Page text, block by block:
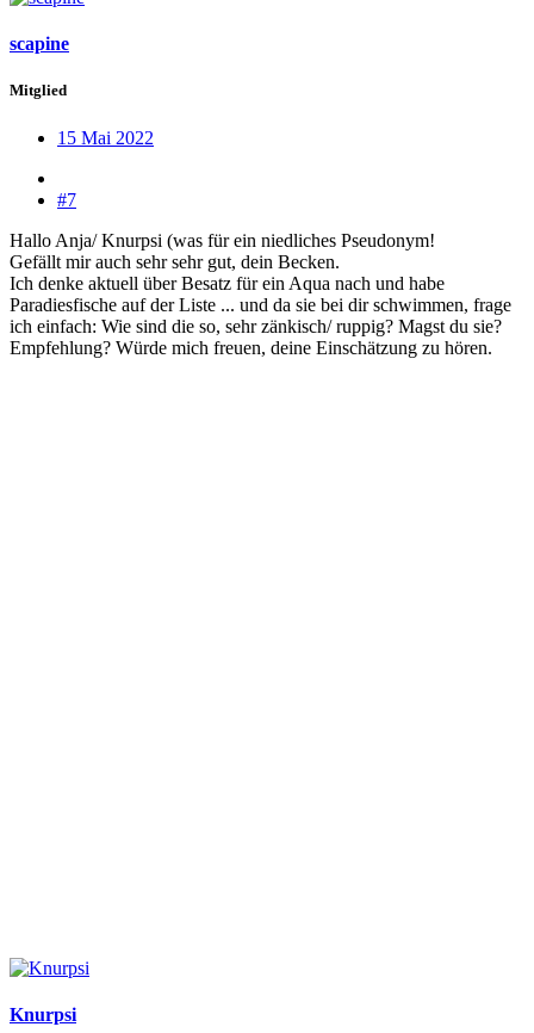
scapine
Mitglied
15 Mai 2022
#7
Hallo Anja/ Knurpsi (was für ein niedliches Pseudonym!
Gefällt mir auch sehr sehr gut, dein Becken.
Ich denke aktuell über Besatz für ein Aqua nach und habe
Paradiesfische auf der Liste ... und da sie bei dir schwimmen, frage
ich einfach: Wie sind die so, sehr zänkisch/ ruppig? Magst du sie?
Empfehlung? Würde mich freuen, deine Einschätzung zu hören.
Knurpsi